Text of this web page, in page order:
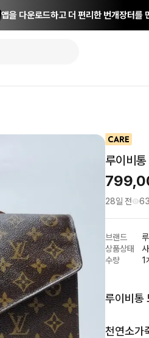
앱을 다운로드하고 더 편리한 번개장터를
루이비
28일 전
브랜드
상품상태
수량
1
루이비통
천연소가